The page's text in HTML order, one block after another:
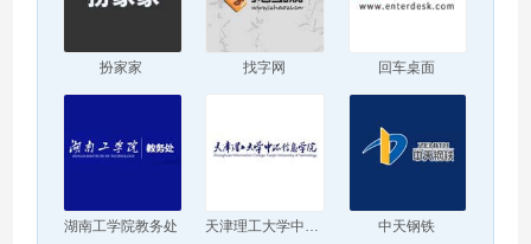
扮家家 找字网 回车桌面
湖南工学院教务处 天津理工大学中环信息学院 中天钢铁